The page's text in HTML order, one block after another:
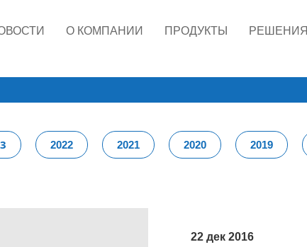
О КОМПАНИИ ПРОДУКТЫ РЕШЕНИЯ
2022 2021 2020 2019
22 дек 2016